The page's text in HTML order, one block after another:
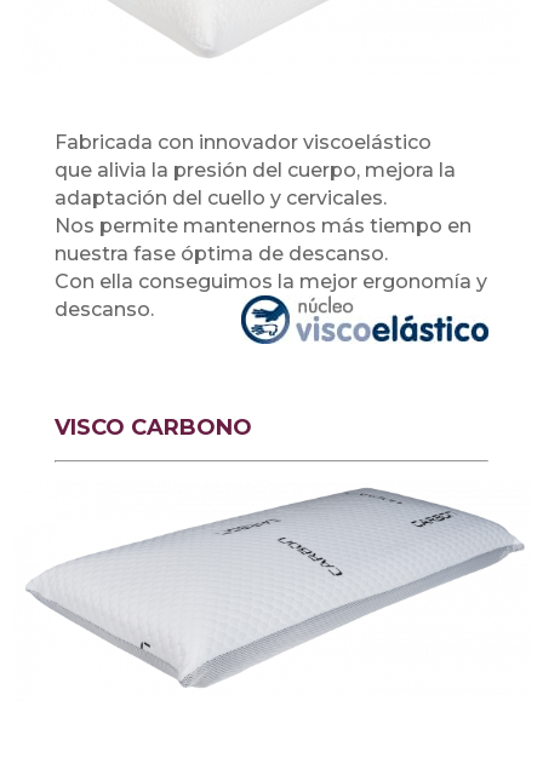
Fabricada con innovador viscoelástico
que alivia la presión del cuerpo, mejora la
adaptación del cuello y cervicales.
Nos permite mantenernos más tiempo en
nuestra fase óptima de descanso.
Con ella conseguimos la mejor ergonomía y
descanso.
VISCO CARBONO